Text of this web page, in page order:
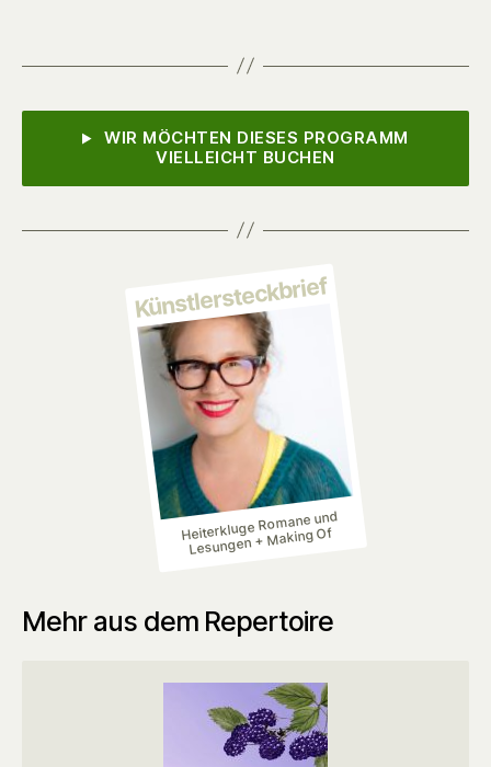
WIR MÖCHTEN DIESES PROGRAMM
VIELLEICHT BUCHEN
Künstlersteckbrief
Heiterkluge Romane und
Lesungen + Making Of
Mehr aus dem Repertoire